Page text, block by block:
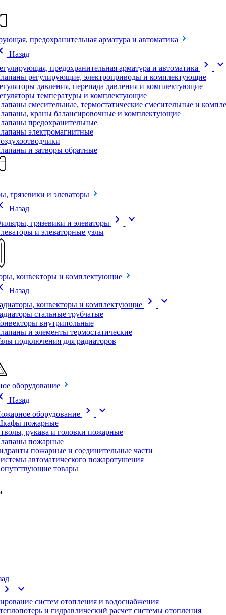
предохранительная арматура и автоматика
Назад
предохранительная арматура и автоматика
chevron_right expand_more
регулирующие, электроприводы и комплектующие
давления, перепада давления и комплектующие
температуры и комплектующие
смесительные, термостатические смесительные и
краны балансировочные и комплектующие
предохранительные
электромагнитные
и затворы обратные
грязевики и элеваторы
Назад
грязевики и элеваторы
chevron_right expand_more
и элеваторные узлы
конвекторы и комплектующие
Назад
конвекторы и комплектующие
chevron_right expand_more
стальные трубчатые
внутрипольные
и элементы термостатические
подключения для радиаторов
оборудование
Назад
оборудование
chevron_right expand_more
пожарные
рукава и головки пожарные
пожарные
пожарные и соединительные части
автоматического пожаротушения
товары
chevron_right expand_more
систем отопления и водоснабжения
и гидравлический расчет системы отопления